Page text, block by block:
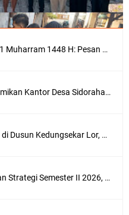
Selamat Tahun Baru Islam 1 Muharram 1448 H: Pesan Hijrah Drs. H. Husnul Aqib, M.M. untuk Negeri
Bupati Gresik Gus Yani Resmikan Kantor Desa Sidoraharjo: Simbol Komitmen Pelayanan Publik dan Kepedulian Sosial
Ruwatan Malam Satu Suro di Dusun Kedungsekar Lor, Tradisi Luhur yang Terus Istiqomah
FOZ Jawa Timur Mantapkan Strategi Semester II 2026, Fokus pada Penguatan SDM Amil dan Kolaborasi BerdampakNarasi